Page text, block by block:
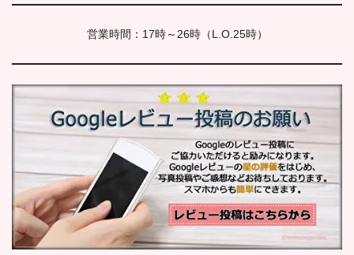
営業時間：17時～26時（L.O.25時）